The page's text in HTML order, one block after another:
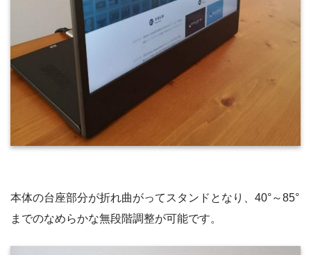
本体の台座部分が折れ曲がってスタンドとなり、40°～85°
までのなめらかな無段階調整が可能です。